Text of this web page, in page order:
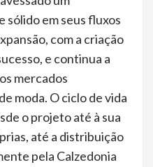
em seus fluxos
com a criação
e continua a
mercados
moda. O ciclo de vida
o projeto até à sua
até a distribuição
pela Calzedonia